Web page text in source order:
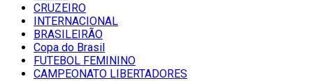
CRUZEIRO
INTERNACIONAL
BRASILEIRÃO
Copa do Brasil
FUTEBOL FEMININO
CAMPEONATO LIBERTADORES